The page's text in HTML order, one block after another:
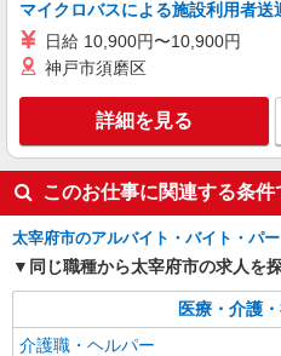
太宰府駅周辺
キープ
株式会社kotrio /●FK-H-2067040
太宰府市≫家庭
事サポートなど
通費全支給(ガソ
太宰府駅周辺
キープ
マイクロバスによる施設利用者送
日給 10,900円〜10,900円
神戸市須磨区
詳細を見る
このお仕事に関連する条件
太宰府市のアルバイト・バイト・パ
同じ職種から太宰府市の求人を
医療・介護
介護職・ヘルパー